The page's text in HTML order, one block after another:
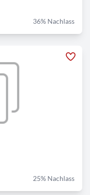
36% Nachlass
25% Nachlass